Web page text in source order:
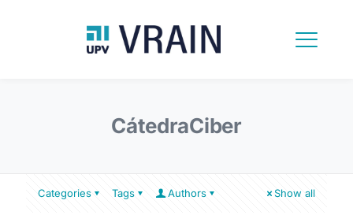
CátedraCiber
Categories Tags Authors Show all